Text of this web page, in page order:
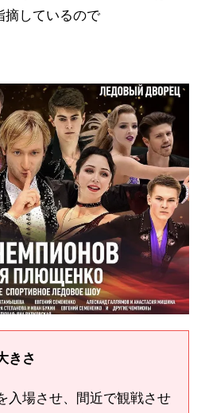
摘しているので
きさ
入場させ、間近で観戦させ